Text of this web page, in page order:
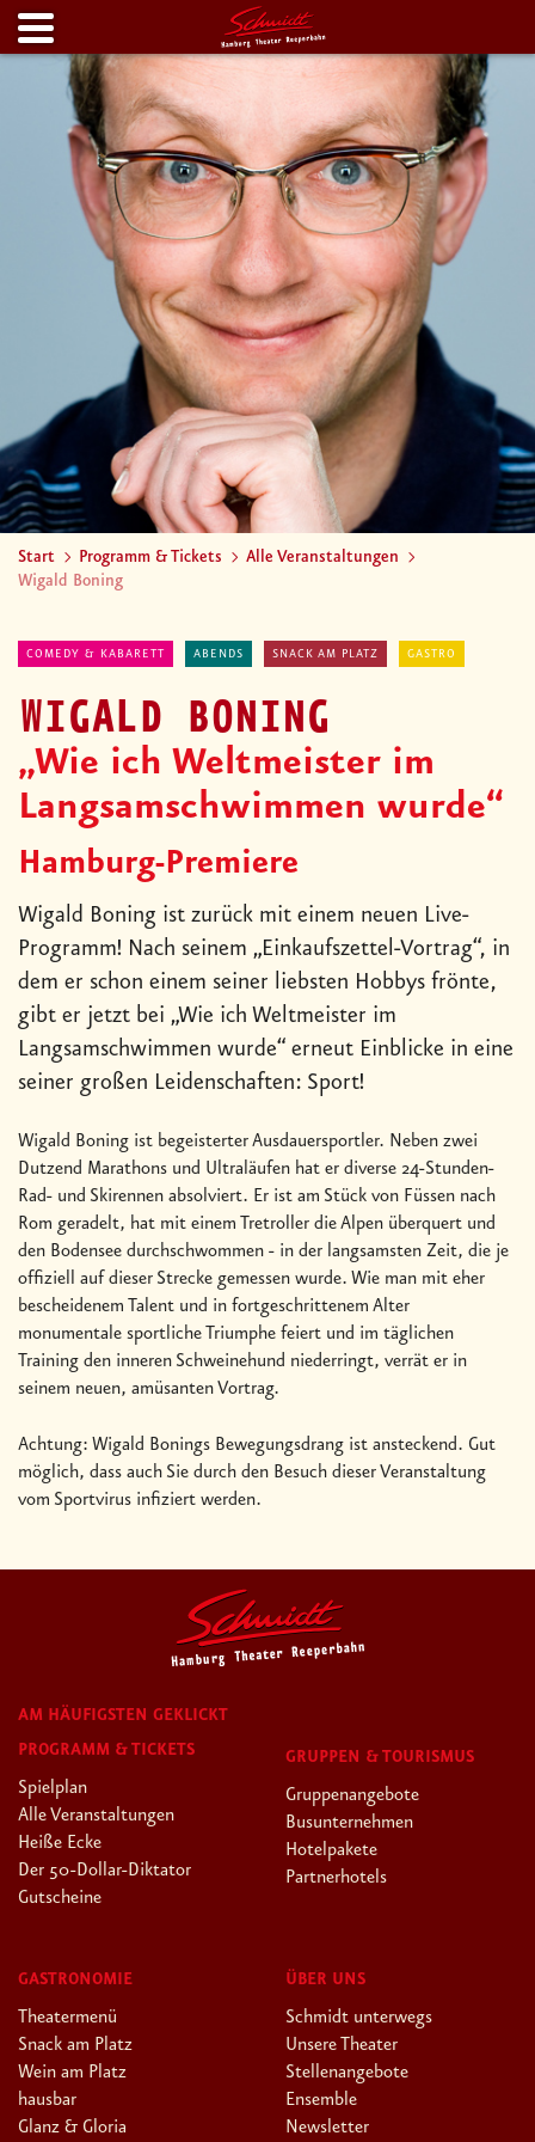
Start Programm & Tickets
Alle Veranstaltungen
Wigald Boning
COMEDY & KABARETT ABENDS SNACK AM PLATZ GASTRO
WIGALD BONING
„Wie ich Weltmeister im
Langsamschwimmen wurde“
Hamburg-Premiere
Wigald Boning ist zurück mit einem neuen Live-
Programm! Nach seinem „Einkaufszettel-Vortrag“, in
dem er schon einem seiner liebsten Hobbys frönte,
gibt er jetzt bei „Wie ich Weltmeister im
Langsamschwimmen wurde“ erneut Einblicke in eine
seiner großen Leidenschaften: Sport!
Wigald Boning ist begeisterter Ausdauersportler. Neben zwei
Dutzend Marathons und Ultraläufen hat er diverse 24-Stunden-
Rad- und Skirennen absolviert. Er ist am Stück von Füssen nach
Rom geradelt, hat mit einem Tretroller die Alpen überquert und
den Bodensee durchschwommen - in der langsamsten Zeit, die je
offiziell auf dieser Strecke gemessen wurde. Wie man mit eher
bescheidenem Talent und in fortgeschrittenem Alter
monumentale sportliche Triumphe feiert und im täglichen
Training den inneren Schweinehund niederringt, verrät er in
seinem neuen, amüsanten Vortrag.
Achtung: Wigald Bonings Bewegungsdrang ist ansteckend. Gut
möglich, dass auch Sie durch den Besuch dieser Veranstaltung
vom Sportvirus infiziert werden.
AM HÄUFIGSTEN GEKLICKT
PROGRAMM & TICKETS
Spielplan
Alle Veranstaltungen
Heiße Ecke
Der 50-Dollar-Diktator
Gutscheine
GRUPPEN & TOURISMUS
Gruppenangebote
Busunternehmen
Hotelpakete
Partnerhotels
GASTRONOMIE
Theatermenü
Snack am Platz
Wein am Platz
hausbar
Glanz & Gloria
ÜBER UNS
Schmidt unterwegs
Unsere Theater
Stellenangebote
Ensemble
Newsletter